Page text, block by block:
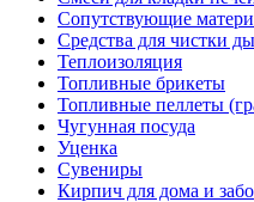
Сопутствующие
Средства для чистки
Теплоизоляция
Топливные брикеты
Топливные пеллеты
Чугунная посуда
Уценка
Сувениры
Кирпич для дома и